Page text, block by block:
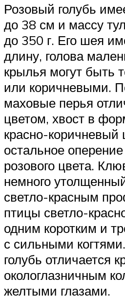
Розовый голубь
до 38 см и массу
до 350 г. Его шея
длину, голова
крылья могут быть
или коричневыми.
маховые перья
цветом, хвост в
красно-коричневый
остальное
розового цвета.
немного
светло-красным
птицы светло-
одним коротким и
с сильными
голубь отличается
окологлазничным
желтыми глазами.